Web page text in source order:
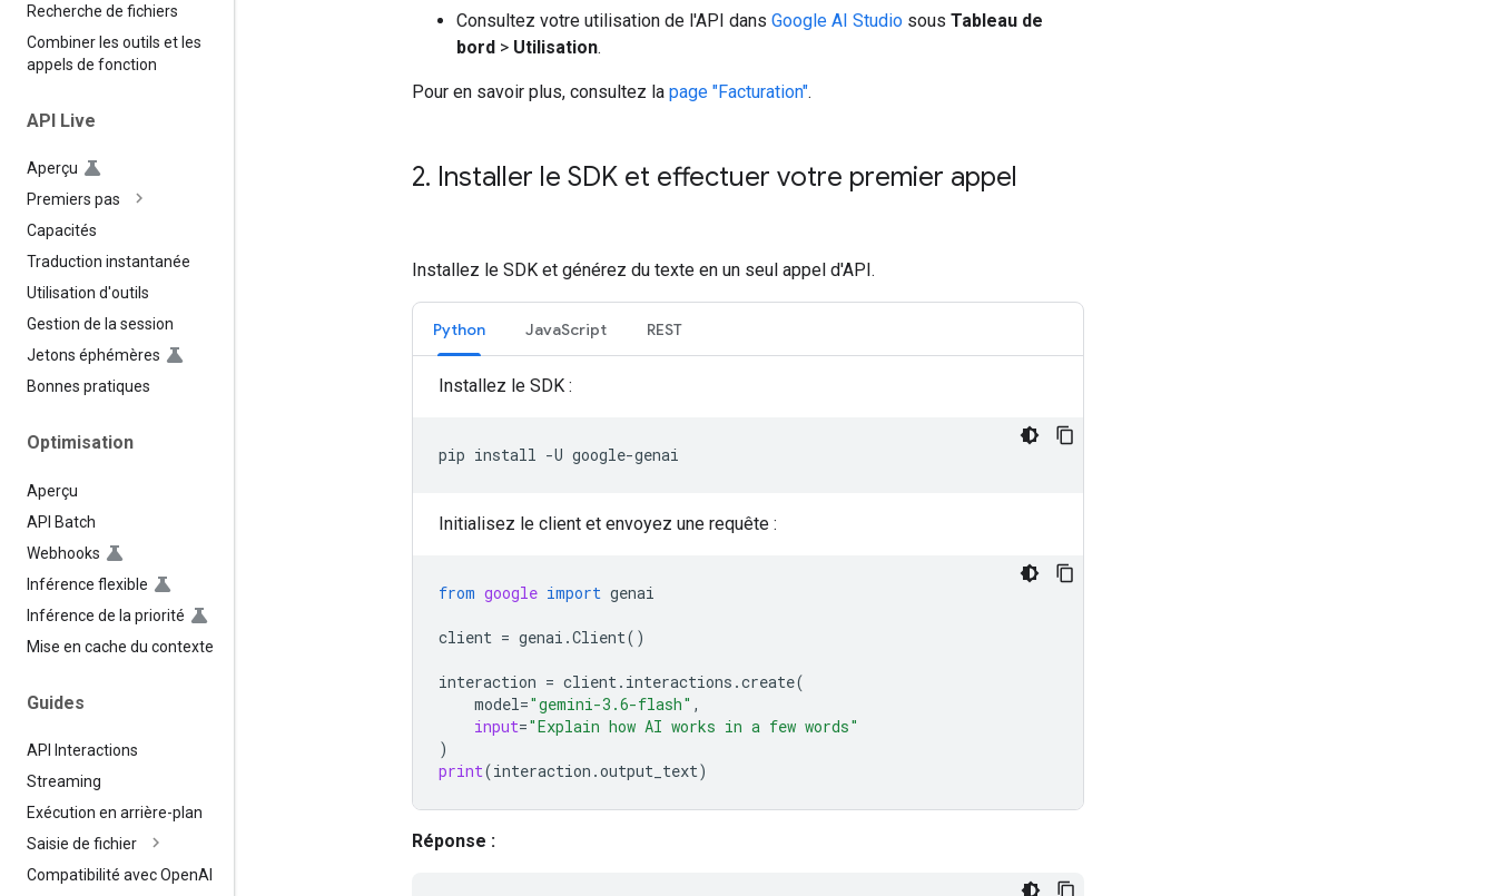
Recherche de fichiers
Combiner les outils et les
appels de fonction
API Live
Aperçu
Premiers pas
Capacités
Traduction instantanée
Utilisation d'outils
Gestion de la session
Jetons éphémères
Bonnes pratiques
Optimisation
Aperçu
API Batch
Webhooks
Inférence flexible
Inférence de la priorité
Mise en cache du contexte
Guides
API Interactions
Streaming
Exécution en arrière-plan
Saisie de fichier
Compatibilité avec OpenAI
Consultez votre utilisation de l'API dans Google AI Studio sous Tableau de
bord > Utilisation.
Pour en savoir plus, consultez la page "Facturation".
2. Installer le SDK et effectuer votre premier appel
Installez le SDK et générez du texte en un seul appel d'API.
Python JavaScript REST
Installez le SDK :
pip install -U
Initialisez le client et envoyez une requête :
from google import genai
client = genai .Client()
interaction = client. interactions .create(
model="gemini-3.6-flash" ,
input="Explain how AI works in a few words"
)
print(interaction .output_text)
Réponse :